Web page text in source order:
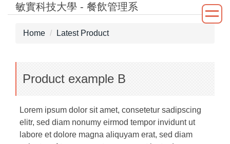
Jump
敏實科技大學 - 餐飲管理系
Home Latest Product
Product example B
Lorem ipsum dolor sit amet, consetetur sadipscing
elitr, sed diam nonumy eirmod tempor invidunt ut
labore et dolore magna aliquyam erat, sed diam